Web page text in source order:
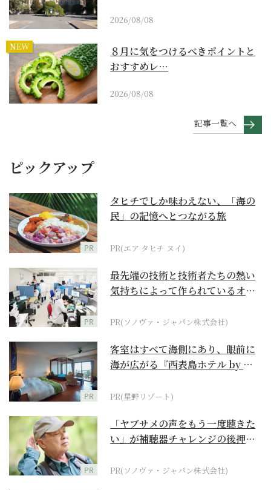
2026/08/08
NEW
８月に気をつけるべきポイントと
おすすめレ…
2026/08/08
記事一覧へ
ピックアップ
PR
タヒチでしか味わえない、「海の
民」の記憶へとつながる旅
PR(エア タヒチ ヌイ)
PR
最先端の技術と技術者たちの熱い
気持ちによって作られているオー
PR(ソノヴァ・ジャパン株式会社)
PR
客室はすべて海側にあり、眼前に
海が広がる『西表島ホテル by 星
PR(星野リゾート)
PR
「ヤブサメの声をもう一度聴きた
い」が補聴器チャレンジの後押し
PR(ソノヴァ・ジャパン株式会社)